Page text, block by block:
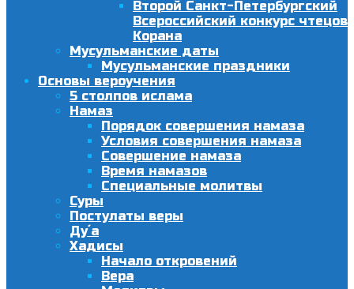
Второй Санкт-Петербургский
Всероссийский конкурс чтецов
Корана
Мусульманские даты
Мусульманские праздники
Основы вероучения
5 столпов ислама
Намаз
Порядок совершения намаза
Условия совершения намаза
Совершение намаза
Время намазов
Специальные молитвы
Суры
Постулаты веры
Ду´а
Хадисы
Начало откровений
Вера